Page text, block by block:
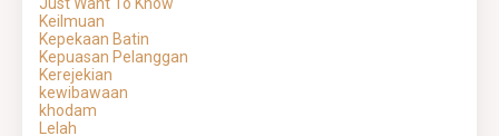
Keilmuan
Kepekaan Batin
Kepuasan Pelanggan
Kerejekian
kewibawaan
khodam
Lelah